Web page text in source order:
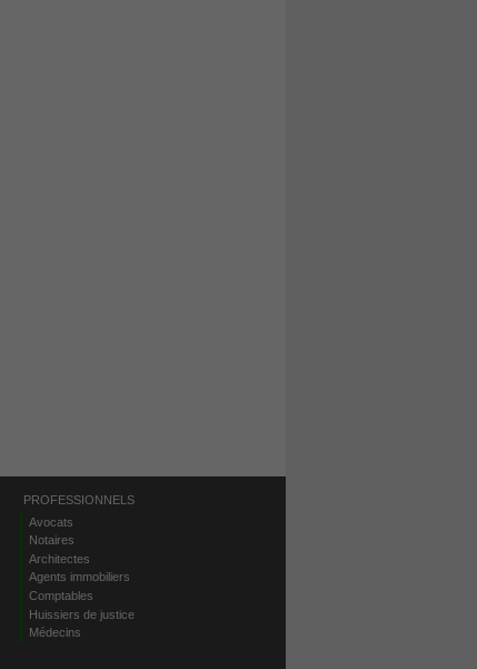
PROFESSIONNELS
Avocats
Notaires
Architectes
Agents immobiliers
Comptables
Huissiers de justice
Médecins